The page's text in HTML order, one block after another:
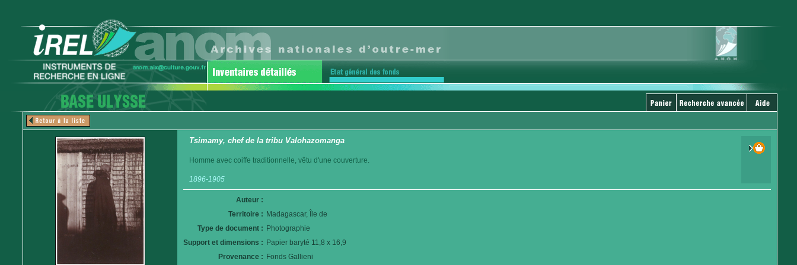
Tsimamy, chef de la tribu Valohazomanga
Homme avec coiffe traditionnelle, vêtu d'une couverture.
1896-1905
Auteur :
Territoire : Madagascar, Île de
Type de document : Photographie
Support et dimensions : Papier baryté 11,8 x 16,9
Provenance : Fonds Gallieni